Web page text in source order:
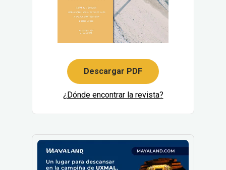
Descargar PDF
¿Dónde encontrar la revista?